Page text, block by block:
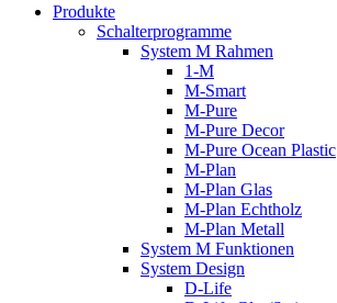
Produkte
Schalterprogramme
System M Rahmen
1-M
M-Smart
M-Pure
M-Pure Decor
M-Pure Ocean Plastic
M-Plan
M-Plan Glas
M-Plan Echtholz
M-Plan Metall
System M Funktionen
System Design
D-Life